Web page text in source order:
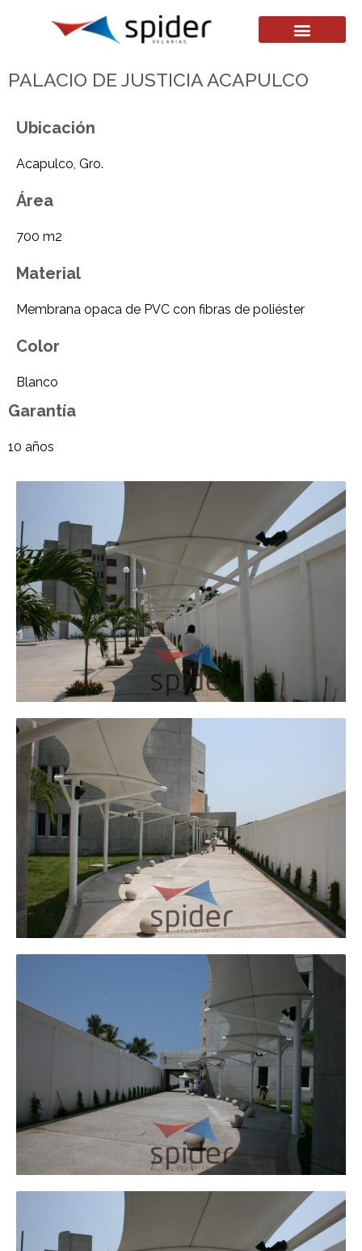
PALACIO DE JUSTICIA ACAPULCO
Ubicación
Acapulco, Gro.
Área
700 m2
Material
Membrana opaca de PVC con fibras de poliéster
Color
Blanco
Garantía
10 años